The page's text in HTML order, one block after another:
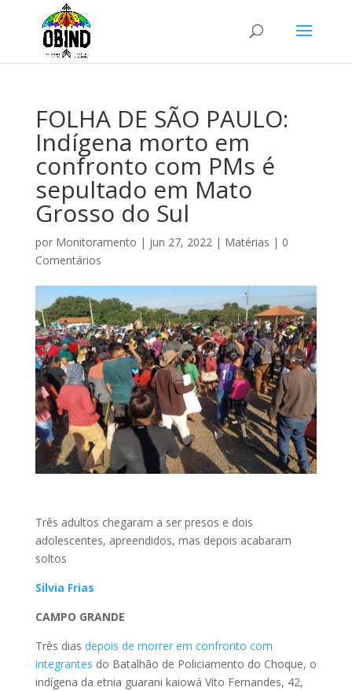
FOLHA DE SÃO PAULO:
Indígena morto em
confronto com PMs é
sepultado em Mato
Grosso do Sul
por Monitoramento | jun 27, 2022| Matérias | 0
Comentários
Três adultos chegaram a ser presos e dois
adolescentes, apreendidos, mas depois acabaram
soltos
Silvia Frias
CAMPO GRANDE
Três dias depois de morrer em confronto com
integrantes do Batalhão de Policiamento do Choque, o
indígena da etnia guarani kaiowá Vito Fernandes, 42,